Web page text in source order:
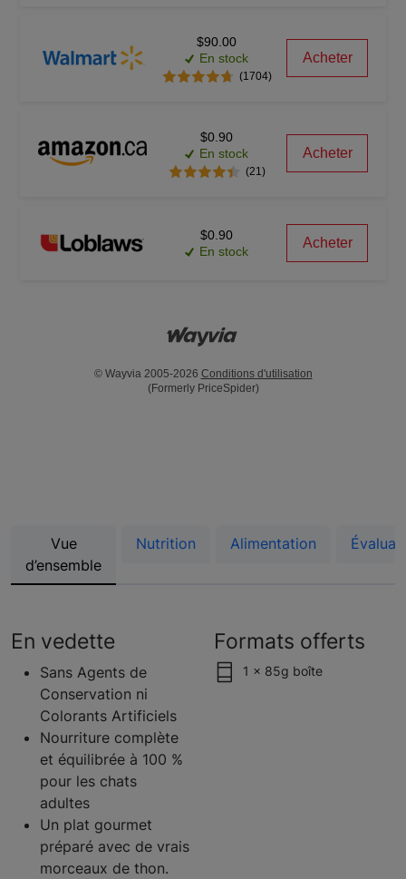
$90.00
En stock
(1704)
Acheter
$0.90
En stock
(21)
Acheter
$0.90
En stock
Acheter
© Wayvia 2005-2026 Conditions d'utilisation
(Formerly PriceSpider)
Vue
d’ensemble
Nutrition Alimentation
En vedette
Sans Agents de
Conservation ni
Colorants Artificiels
Nourriture complète
et équilibrée à 100 %
pour les chats
adultes
Un plat gourmet
préparé avec de vrais
morceaux de thon.
Formats offerts
1 x 85g boîte